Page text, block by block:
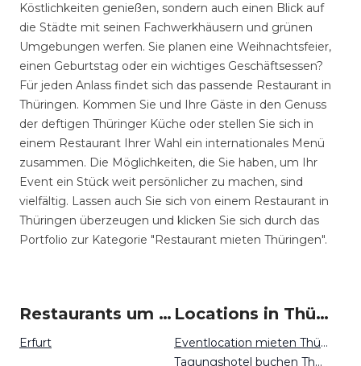
Köstlichkeiten genießen, sondern auch einen Blick auf
die Städte mit seinen Fachwerkhäusern und grünen
Umgebungen werfen. Sie planen eine Weihnachtsfeier,
einen Geburtstag oder ein wichtiges Geschäftsessen?
Für jeden Anlass findet sich das passende Restaurant in
Thüringen. Kommen Sie und Ihre Gäste in den Genuss
der deftigen Thüringer Küche oder stellen Sie sich in
einem Restaurant Ihrer Wahl ein internationales Menü
zusammen. Die Möglichkeiten, die Sie haben, um Ihr
Event ein Stück weit persönlicher zu machen, sind
vielfältig. Lassen auch Sie sich von einem Restaurant in
Thüringen überzeugen und klicken Sie sich durch das
Portfolio zur Kategorie "Restaurant mieten Thüringen".
Restaurants um Thüringen
Erfurt
Locations in Thüringen mieten
Eventlocation mieten Thüringen
Tagungshotel buchen Thüringen